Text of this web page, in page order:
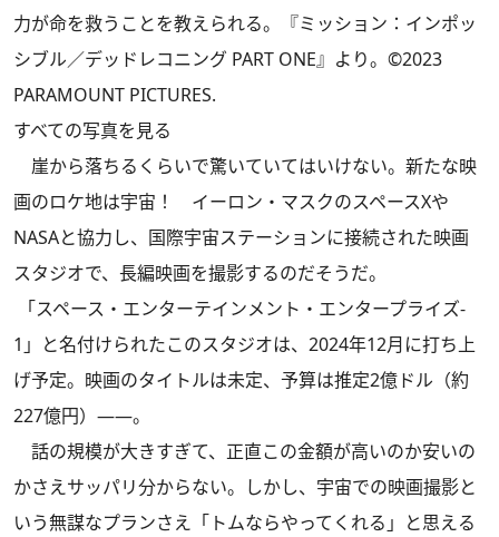
力が命を救うことを教えられる。『ミッション：インポッ
シブル／デッドレコニング PART ONE』より。©2023
PARAMOUNT PICTURES.
すべての写真を見る
崖から落ちるくらいで驚いていてはいけない。新たな映
画のロケ地は宇宙！ イーロン・マスクのスペースXや
NASAと協力し、国際宇宙ステーションに接続された映画
スタジオで、長編映画を撮影するのだそうだ。
「スペース・エンターテインメント・エンタープライズ‐
1」と名付けられたこのスタジオは、2024年12月に打ち上
げ予定。映画のタイトルは未定、予算は推定2億ドル（約
227億円）――。
話の規模が大きすぎて、正直この金額が高いのか安いの
かさえサッパリ分からない。しかし、宇宙での映画撮影と
いう無謀なプランさえ「トムならやってくれる」と思える